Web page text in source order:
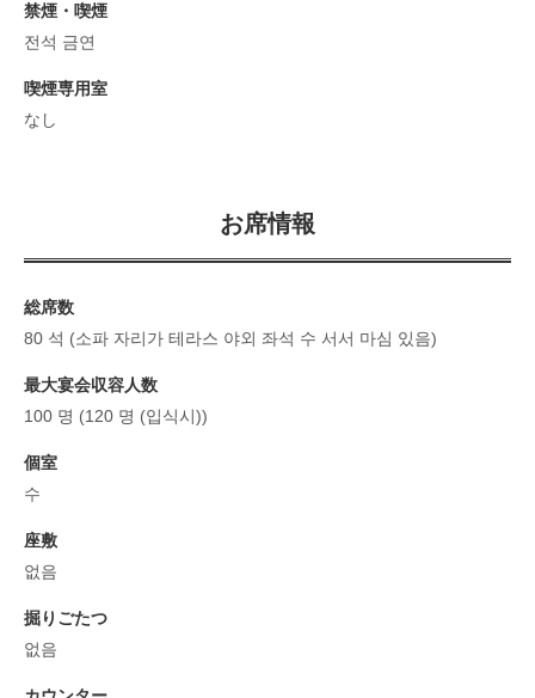
禁煙・喫煙
전석 금연
喫煙専用室
なし
お席情報
総席数
80 석 (소파 자리가 테라스 야외 좌석 수 서서 마심 있음)
最大宴会収容人数
100 명 (120 명 (입식시))
個室
수
座敷
없음
掘りごたつ
없음